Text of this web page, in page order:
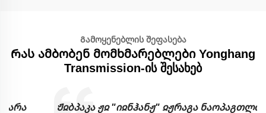
Გამოყენებლის შეფასება
Რას ამბობენ მომხმარებლები Yonghang
Transmission-ის შესახებ
Ჟჲბპაკა ჟჲ "იჲნჰანჟ" ჲჟრაგა ნაოპაგთლთრვ მთ ჟ